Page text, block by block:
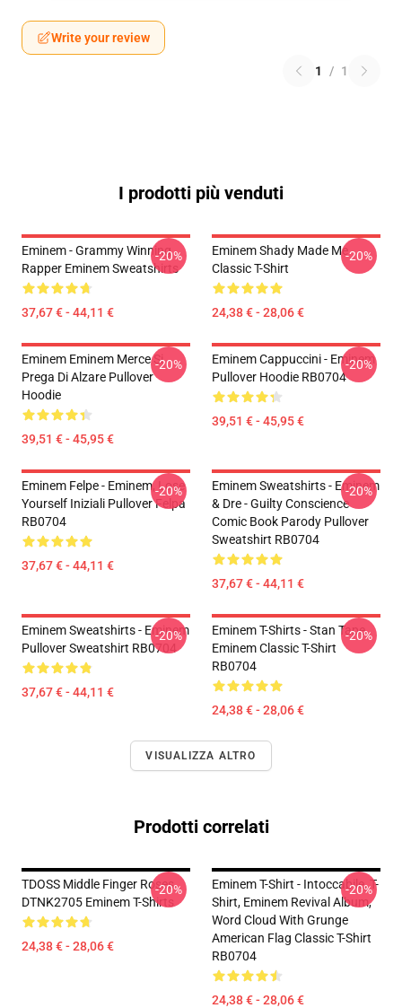
Write your review
1 / 1
I prodotti più venduti
Eminem - Grammy Winning
Rapper Eminem Sweatshirts
37,67 € - 44,11 €
-20%
Eminem Shady Made Me
Classic T-Shirt
24,38 € - 28,06 €
-20%
Eminem Eminem Merce Si
Prega Di Alzare Pullover
Hoodie
39,51 € - 45,95 €
-20%
Eminem Cappuccini - Eminem
Pullover Hoodie RB0704
39,51 € - 45,95 €
-20%
Eminem Felpe - Eminem, Lose
Yourself Iniziali Pullover Felpa
RB0704
37,67 € - 44,11 €
-20%
Eminem Sweatshirts - Eminem
& Dre - Guilty Conscience
Comic Book Parody Pullover
Sweatshirt RB0704
37,67 € - 44,11 €
-20%
Eminem Sweatshirts - Eminem
Pullover Sweatshirt RB0704
37,67 € - 44,11 €
-20%
Eminem T-Shirts - Stan Tape
Eminem Classic T-Shirt
RB0704
24,38 € - 28,06 €
-20%
VISUALIZZA ALTRO
Prodotti correlati
TDOSS Middle Finger Roses
DTNK2705 Eminem T-Shirts
24,38 € - 28,06 €
-20%
Eminem T-Shirt - Intoccabile, T-
Shirt, Eminem Revival Album,
Word Cloud With Grunge
American Flag Classic T-Shirt
RB0704
24,38 € - 28,06 €
-20%